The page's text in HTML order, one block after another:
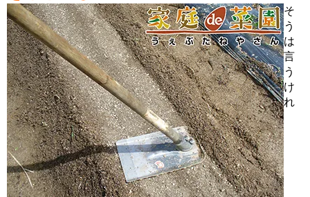
そ
う
は
言
う
け
れ